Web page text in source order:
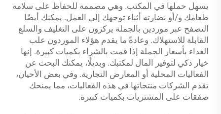
يسهل حملها في المكتب. وهي مصممة للحفاظ على سلامة
طعامك و/أو نضارته أثناء توجهك إلى العمل. يمكنك أيضًا
التصفح عبر موردين بالجملة يركزون على التغليف والسلع
القابلة للاستهلاك. وعادةً ما يقدم هؤلاء الموردون علب
الغداء بأسعار الجملة إذا قمت بالشراء بكميات كبيرة. إنها
خيار ذكي لتوفير المال لمكتبك. وبديلًا، يمكنك البحث عن
الفعاليات المحلية أو المعارض التجارية. وفي بعض الأحيان،
تقدم الشركات منتجاتها في هذه الفعاليات، مما يمنحك
صفقات على المشتريات بكميات كبيرة.